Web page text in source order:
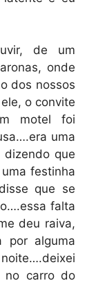
de um
onde
dos nossos
o convite
motel foi
uma
que
festinha
que se
falta
deu raiva,
por alguma
no carro do